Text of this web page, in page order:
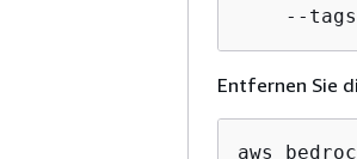
--
Entfernen Sie
aws